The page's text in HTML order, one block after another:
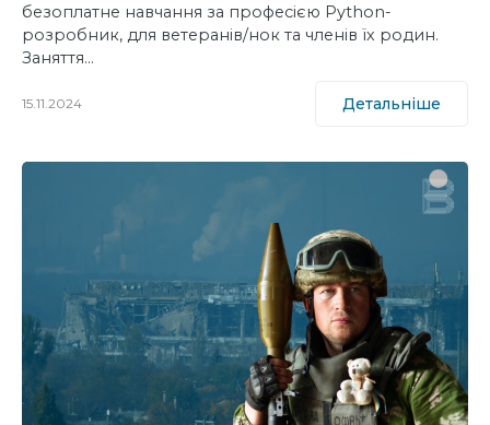
безоплатне навчання за професією Python-
розробник, для ветеранів/нок та членів їх родин.
Заняття…
15.11.2024 Детальніше